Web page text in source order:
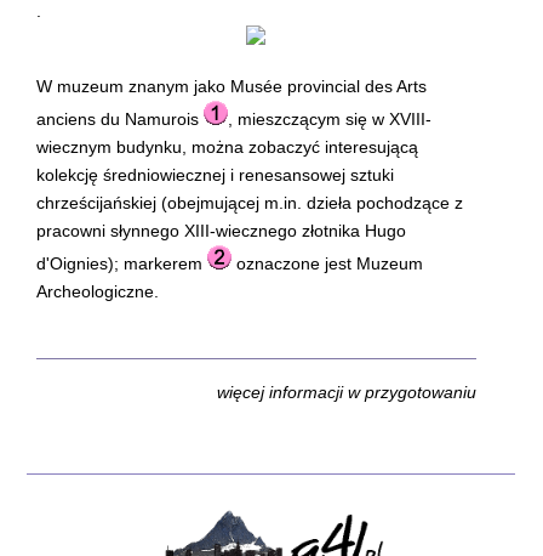
W muzeum znanym jako Musée provincial des Arts
anciens du Namurois
, mieszczącym się w XVIII-
wiecznym budynku, można zobaczyć interesującą
kolekcję średniowiecznej i renesansowej sztuki
chrześcijańskiej (obejmującej m.in. dzieła pochodzące z
pracowni słynnego XIII-wiecznego złotnika Hugo
d'Oignies); markerem
oznaczone jest Muzeum
Archeologiczne.
więcej informacji w przygotowaniu